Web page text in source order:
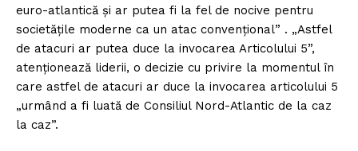
euro-atlantică şi ar putea fi la fel de nocive pentru
societăţile moderne ca un atac convenţional” . „Astfel
de atacuri ar putea duce la invocarea Articolului 5”,
atenţionează liderii, o decizie cu privire la momentul în
care astfel de atacuri ar duce la invocarea articolului 5
„urmând a fi luată de Consiliul Nord-Atlantic de la caz
la caz”.